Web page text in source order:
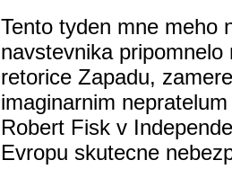
Tento tyden mne meho
navstevnika
retorice Zapadu,
imaginarnim
Robert Fisk v
Evropu skutecne